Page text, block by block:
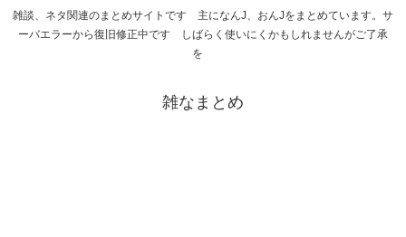
雑談、ネタ関連のまとめサイトです 主になんJ、おんJをまとめています。サ
ーバエラーから復旧修正中です しばらく使いにくかもしれませんがご了承
を
雑なまとめ